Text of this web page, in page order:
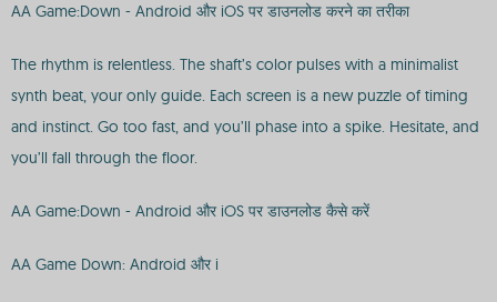
AA Game:Down - Android और iOS पर डाउनलोड करने का तरीका
The rhythm is relentless. The shaft’s color pulses with a minimalist
synth beat, your only guide. Each screen is a new puzzle of timing
and instinct. Go too fast, and you’ll phase into a spike. Hesitate, and
you’ll fall through the floor.
AA Game:Down - Android और iOS पर डाउनलोड कैसे करें
AA Game Down: Android और i